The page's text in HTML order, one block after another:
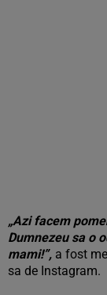
„Azi facem
Dumnezeu sa o
mami!”, a fost
sa de Instagram.